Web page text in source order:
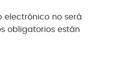
electrónico no será
obligatorios están